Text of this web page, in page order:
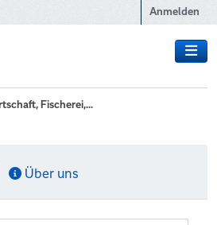
Anmelden
Fischerei,...
Über uns